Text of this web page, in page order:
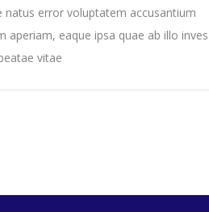
natus error voluptatem accusantium
eaque ipsa quae ab illo inves
vitae